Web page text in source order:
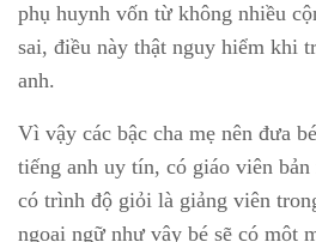
phụ huynh vốn từ không nhiều
sai, điều này thật nguy hiểm khi
anh.
Vì vậy các bậc cha mẹ nên đưa
tiếng anh uy tín, có giáo viên
có trình độ giỏi là giảng viên
ngoại ngữ như vậy bé sẽ có một